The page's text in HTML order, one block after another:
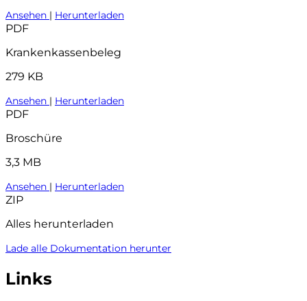
Ansehen | Herunterladen
PDF
Krankenkassenbeleg
279 KB
Ansehen | Herunterladen
PDF
Broschüre
3,3 MB
Ansehen | Herunterladen
ZIP
Alles herunterladen
Lade alle Dokumentation herunter
Links